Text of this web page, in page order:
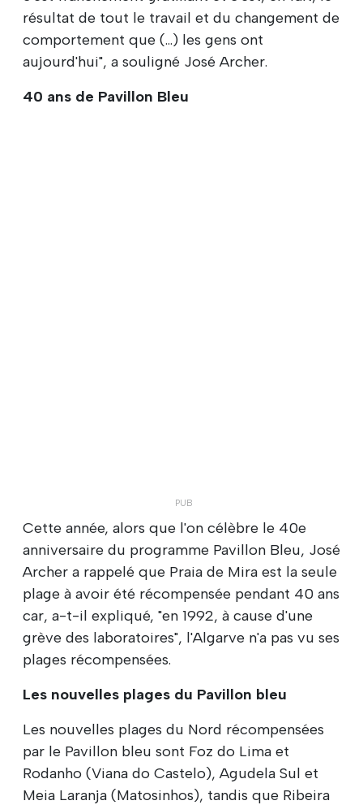
résultat de tout le travail et du changement de
comportement que (...) les gens ont
aujourd'hui", a souligné José Archer.
40 ans de Pavillon Bleu
Cette année, alors que l'on célèbre le 40e
anniversaire du programme Pavillon Bleu, José
Archer a rappelé que Praia de Mira est la seule
plage à avoir été récompensée pendant 40 ans
car, a-t-il expliqué, "en 1992, à cause d'une
grève des laboratoires", l'Algarve n'a pas vu ses
plages récompensées.
Les nouvelles plages du Pavillon bleu
Les nouvelles plages du Nord récompensées
par le Pavillon bleu sont Foz do Lima et
Rodanho (Viana do Castelo), Agudela Sul et
Meia Laranja (Matosinhos), tandis que Ribeira